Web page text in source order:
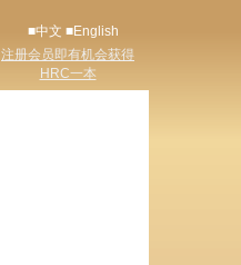
■中文 ■English
注册会员即有机会获得
HRC一本